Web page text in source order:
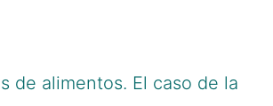
Despite providing yearround jobs,
and Generation Z highlight
but worry about the future, while
and limited career prospects. This
de alimentos. El caso de la